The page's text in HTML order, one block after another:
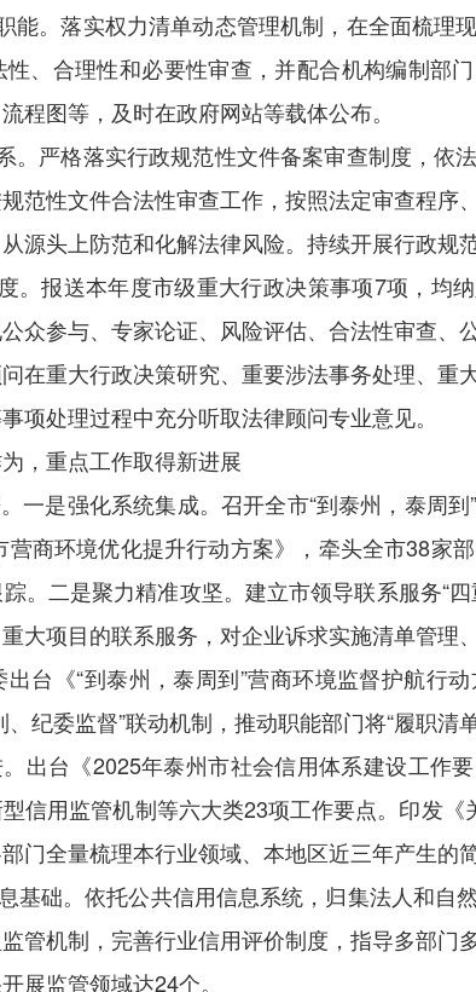
能。落实权力清单动态管理机制，在全面梳理
、合理性和必要性审查，并配合机构编制部
程图等，及时在政府网站等载体公布。
。严格落实行政规范性文件备案审查制度，依
范性文件合法性审查工作，按照法定审查程序
源头上防范和化解法律风险。持续开展行政规
。报送本年度市级重大行政决策事项7项，均
众参与、专家论证、风险评估、合法性审查、
在重大行政决策研究、重要涉法事务处理、重
项处理过程中充分听取法律顾问专业意见。
，重点工作取得新进展
一是强化系统集成。召开全市“到泰州，泰周
商环境优化提升行动方案》，牵头全市38家
。二是聚力精准攻坚。建立市领导联系服务“
大项目的联系服务，对企业诉求实施清单管理
台《“到泰州，泰周到”营商环境监督护航行
纪委监督”联动机制，推动职能部门将“履职清
出台《2025年泰州市社会信用体系建设工作
信用监管机制等六大类23项工作要点。印发《
门全量梳理本行业领域、本地区近三年产生的
基础。依托公共信用信息系统，归集法人和自
管机制，完善行业信用评价制度，指导多部门
展监管领域达24个。